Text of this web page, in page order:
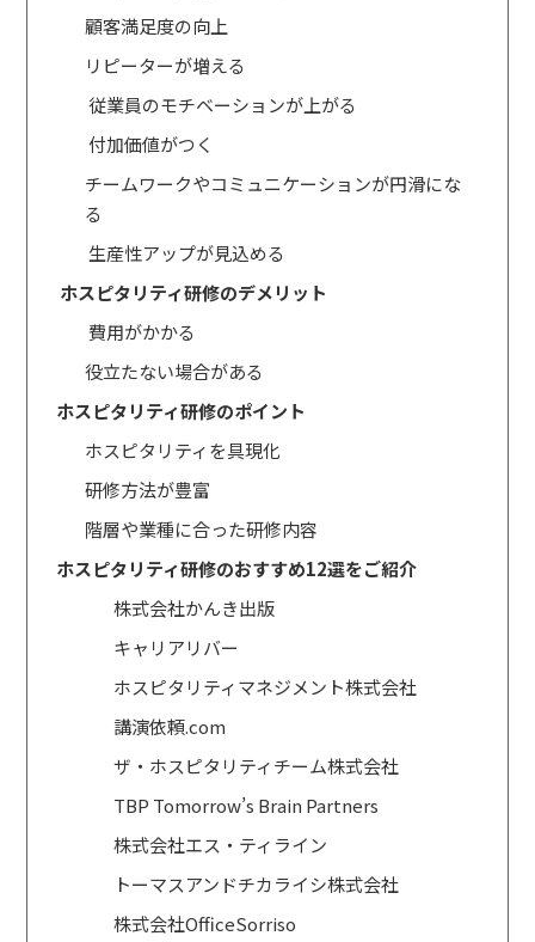
顧客満足度の向上
リピーターが増える
従業員のモチベーションが上がる
付加価値がつく
チームワークやコミュニケーションが円滑にな
る
生産性アップが見込める
ホスピタリティ研修のデメリット
費用がかかる
役立たない場合がある
ホスピタリティ研修のポイント
ホスピタリティを具現化
研修方法が豊富
階層や業種に合った研修内容
ホスピタリティ研修のおすすめ12選をご紹介
株式会社かんき出版
キャリアリバー
ホスピタリティマネジメント株式会社
講演依頼.com
ザ・ホスピタリティチーム株式会社
TBP Tomorrow’s Brain Partners
株式会社エス・ティライン
トーマスアンドチカライシ株式会社
株式会社OfficeSorriso